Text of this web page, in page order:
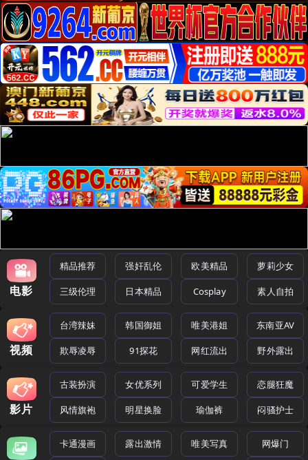
电影
精品推荐 强奸乱伦 欧美精品 萝莉少女
三级伦理 日本精品 Cosplay 素人自拍
视频
台湾辣妹 韩国御姐 唯美港姐 东南亚AV
欺辱凌辱 91探花 网红流出 野外露出
影片
古装扮演 女优系列 可爱学生 恋腿狂魔
风情旗袍 明星换脸 瑜伽裤 闷骚护士
卡通漫画 露出激情 唯美写真 网爆门